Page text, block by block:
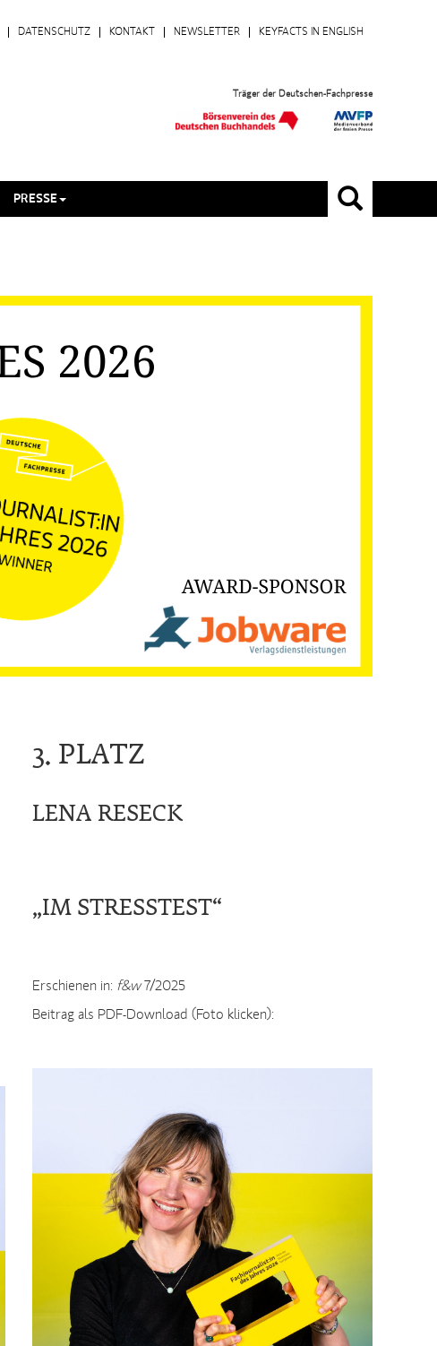
KEYFACTS IN ENGLISH
NEWSLETTER
KONTAKT
DATENSCHUTZ
Träger der Deutschen-Fachpresse
PRESSE
3. PLATZ
LENA RESECK
„IM STRESSTEST“
Erschienen in: f&w7/2025
Beitrag als PDF-Download (Foto klicken):